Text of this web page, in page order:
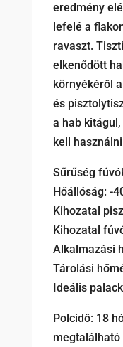
eredmény
lefelé a
ravaszt.
elkenődött
környékéről
és
a hab
kell
Sűrűség
Hőállóság: -
Kihozatal
Kihozatal
Alkalmazási
Tárolási
Ideális
Polcidő: 18
megtalálható